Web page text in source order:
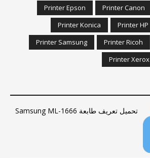
Printer Canon
Printer Epson
Printer HP
Printer Konica
Printer Ricoh
Printer Samsung
Printer Xerox
تحميل تعريف طابعة Samsung ML-1666